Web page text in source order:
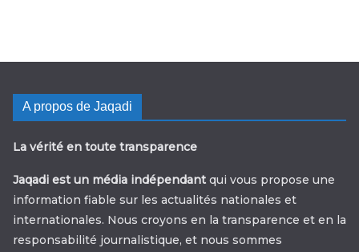
A propos de Jaqadi
La vérité en toute transparence
Jaqadi est un média indépendant qui vous propose une
information fiable sur les actualités nationales et
internationales. Nous croyons en la transparence et en la
responsabilité journalistique, et nous sommes